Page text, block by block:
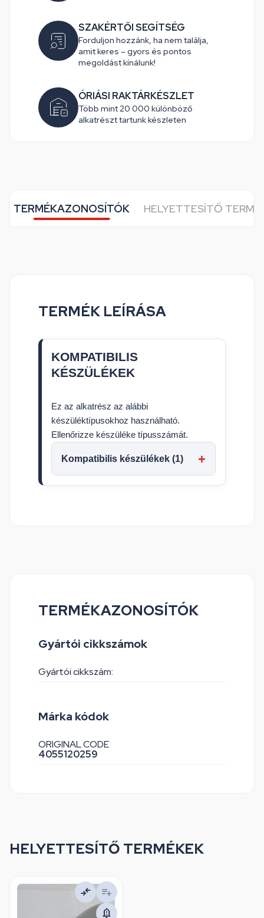
SZAKÉRTŐI SEGÍTSÉG
Forduljon hozzánk, ha nem találja,
amit keres – gyors és pontos
megoldást kínálunk!
ÓRIÁSI RAKTÁRKÉSZLET
Több mint 20 000 különböző
alkatrészt tartunk készleten
TERMÉKAZONOSÍTÓK HELYETTESÍTŐ
TERMÉK LEÍRÁSA
KOMPATIBILIS
KÉSZÜLÉKEK
Ez az alkatrész az alábbi
készüléktípusokhoz használható.
Ellenőrizze készüléke típusszámát.
Kompatibilis készülékek (1)
TERMÉKAZONOSÍTÓK
Gyártói cikkszámok
Gyártói cikkszám:
Márka kódok
ORIGINAL CODE
4055120259
HELYETTESÍTŐ TERMÉKEK